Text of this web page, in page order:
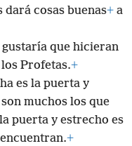
dará cosas buenas+ a
gustaría que hicieran
Profetas.+
es la puerta y
muchos los que
puerta y estrecho es
+